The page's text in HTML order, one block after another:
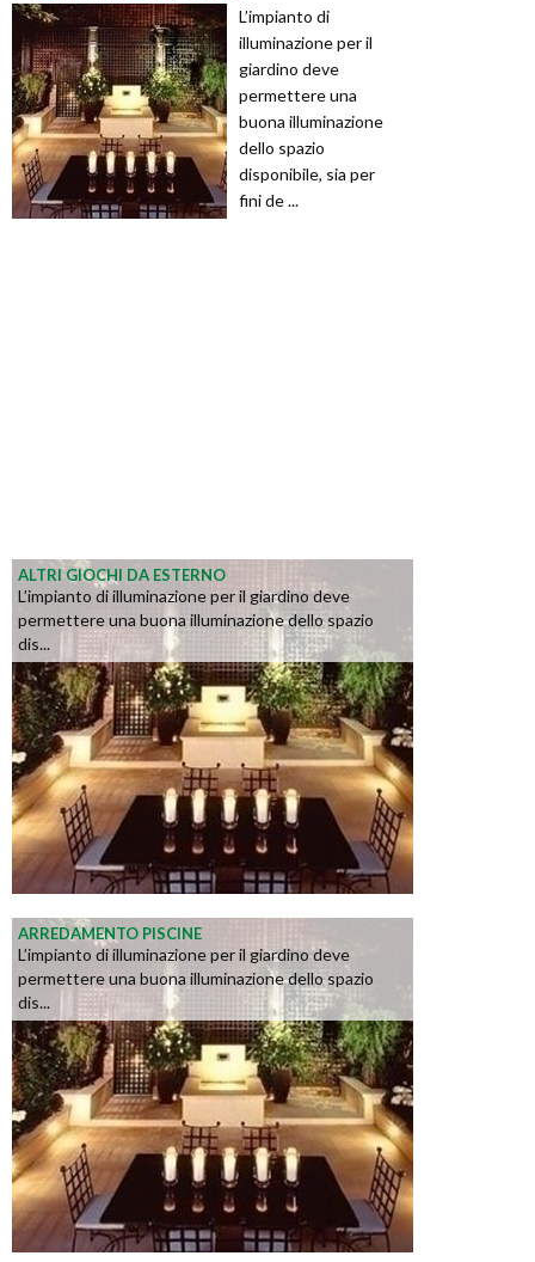
L’impianto di
illuminazione per il
giardino deve
permettere una
buona illuminazione
dello spazio
disponibile, sia per
fini de ...
ALTRI GIOCHI DA ESTERNO
L’impianto di illuminazione per il giardino deve
permettere una buona illuminazione dello spazio
dis...
ARREDAMENTO PISCINE
L’impianto di illuminazione per il giardino deve
permettere una buona illuminazione dello spazio
dis...